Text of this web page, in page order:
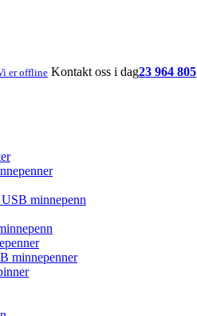
er offline Kontakt oss i dag23 964 805
minnepenn
minnepenner